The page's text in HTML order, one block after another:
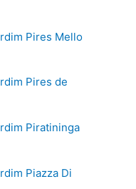
Pires Mello
Pires de
Piratininga
Piazza Di